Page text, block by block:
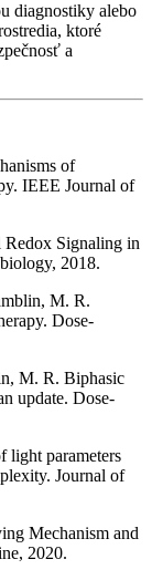
diagnostiky alebo
ktoré
a
of
IEEE Journal of
Signaling in
2018.
M. R.
Dose-
M. R. Biphasic
update. Dose-
light parameters
Journal of
Mechanism and
2020.